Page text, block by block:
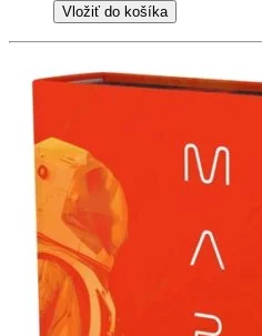
Vložiť do košíka